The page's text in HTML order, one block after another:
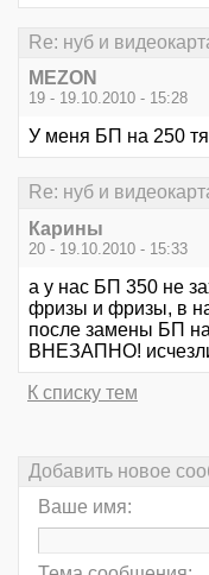
Re: нуб и
MEZON
19 - 19.10.2010 - 15:28
У меня БП на 250
Re: нуб и
Карины
20 - 19.10.2010 - 15:33
а у нас БП 350 не
фризы и фризы, в
после замены БП
ВНЕЗАПНО!
К списку тем
Добавить новое
Ваше имя: